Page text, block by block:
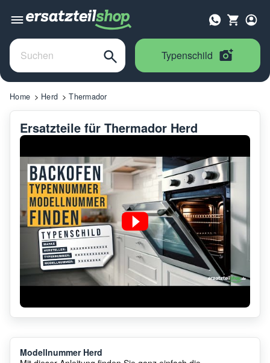
Typenschild
Home Herd Thermador
Ersatzteile für Thermador Herd
Modellnummer Herd